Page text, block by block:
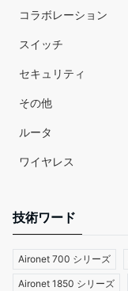
コラボレーション
スイッチ
セキュリティ
その他
ルータ
ワイヤレス
技術ワード
Aironet 700 シリーズ
Aironet 1850 シリーズ